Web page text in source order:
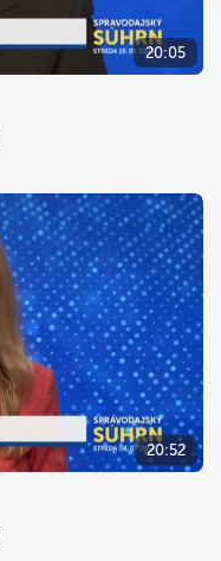
20:05
20:52